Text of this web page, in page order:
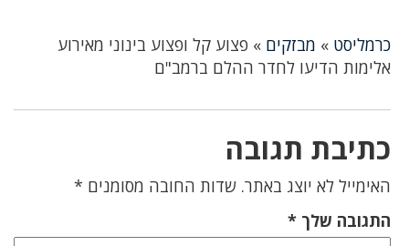
כרמליסט » מבזקים » פצוע קל ופצוע בינוני מאירוע
אלימות הדיעו לחדר ההלם ברמב"ם
כתיבת תגובה
האימייל לא יוצג באתר. שדות החובה מסומנים *
התגובה שלך *